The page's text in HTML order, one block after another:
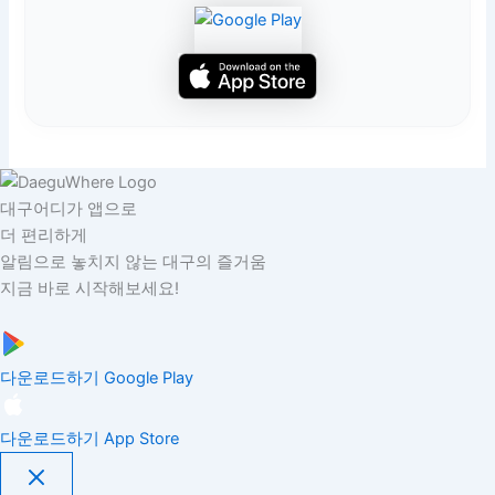
대구어디가 앱으로
더 편리하게
알림으로 놓치지 않는 대구의 즐거움
지금 바로 시작해보세요!
다운로드하기 Google Play
다운로드하기 App Store